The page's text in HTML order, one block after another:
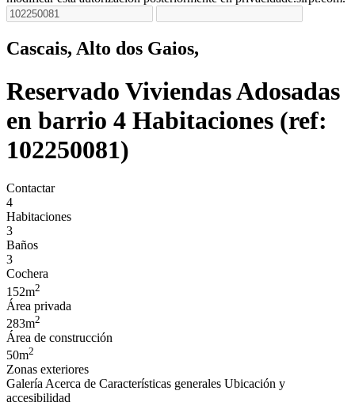
Cascais, Alto dos Gaios,
Reservado Viviendas Adosadas
en barrio 4 Habitaciones (ref:
102250081)
Contactar
4
Habitaciones
3
Baños
3
Cochera
152m2
Área privada
283m2
Área de construcción
50m2
Zonas exteriores
Galería Acerca de Características generales Ubicación y
accesibilidad